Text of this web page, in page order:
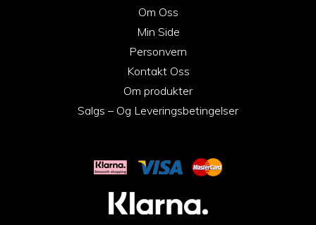
Om Oss
Min Side
Personvern
Kontakt Oss
Om produkter
Salgs – Og Leveringsbetingelser